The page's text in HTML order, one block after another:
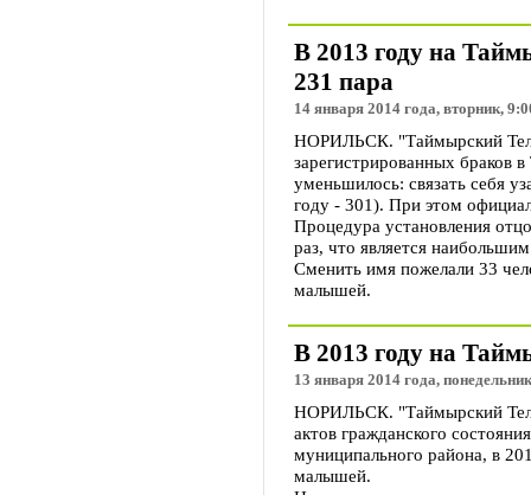
В 2013 году на
231 пара
14 января 2014 года, вторник,
НОРИЛЬСК. "Таймырский
зарегистрированных браков
уменьшилось: связать себя
году - 301). При этом
Процедура установления
раз, что является
Сменить имя пожелали 33
малышей.
В 2013 году на
13 января 2014 года,
НОРИЛЬСК. "Таймырский
актов гражданского
муниципального района, в
малышей.